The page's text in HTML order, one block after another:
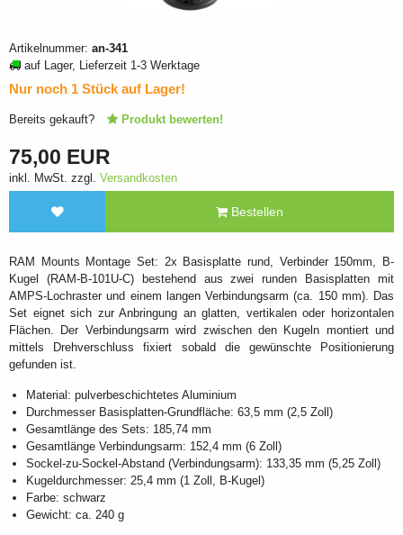
Artikelnummer: an-341
auf Lager, Lieferzeit 1-3 Werktage
Nur noch 1 Stück auf Lager!
Bereits gekauft? Produkt bewerten!
75,00 EUR
inkl. MwSt. zzgl. Versandkosten
Bestellen
RAM Mounts Montage Set: 2x Basisplatte rund, Verbinder 150mm, B-
Kugel (RAM-B-101U-C) bestehend aus zwei runden Basisplatten mit
AMPS-Lochraster und einem langen Verbindungsarm (ca. 150 mm). Das
Set eignet sich zur Anbringung an glatten, vertikalen oder horizontalen
Flächen. Der Verbindungsarm wird zwischen den Kugeln montiert und
mittels Drehverschluss fixiert sobald die gewünschte Positionierung
gefunden ist.
Material: pulverbeschichtetes Aluminium
Durchmesser Basisplatten-Grundfläche: 63,5 mm (2,5 Zoll)
Gesamtlänge des Sets: 185,74 mm
Gesamtlänge Verbindungsarm: 152,4 mm (6 Zoll)
Sockel-zu-Sockel-Abstand (Verbindungsarm): 133,35 mm (5,25 Zoll)
Kugeldurchmesser: 25,4 mm (1 Zoll, B-Kugel)
Farbe: schwarz
Gewicht: ca. 240 g